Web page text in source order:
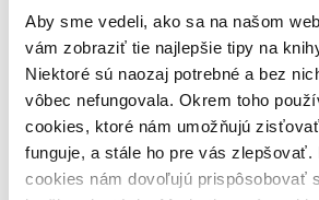
Aby sme vedeli, ako sa na našom
vám zobraziť tie najlepšie tipy na
Niektoré sú naozaj potrebné a bez
vôbec nefungovala. Okrem toho
cookies, ktoré nám umožňujú
funguje, a stále ho pre vás zlepšovať.
cookies nám dovoľujú prispôsobovať
Novinky
Najdrahšie
Najlacnejšie
Použité filtre
Zrušiť filtre
V českom jazykuÚčinkuje Jaroslav Uhlíř